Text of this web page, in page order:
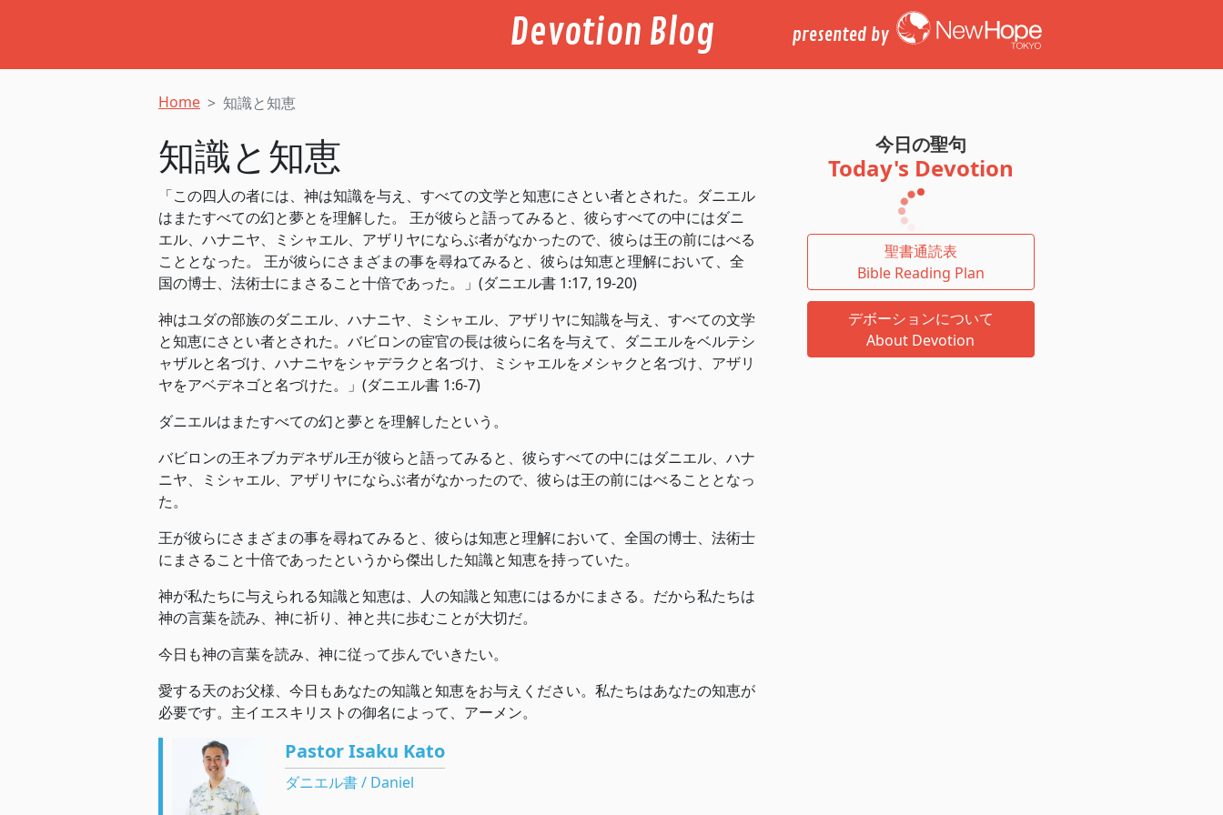
Devotion Blog presented by
Home 知識と知恵
知識と知恵
「この四人の者には、神は知識を与え、すべての文学と知恵にさとい者とされた。ダニエル
はまたすべての幻と夢とを理解した。 王が彼らと語ってみると、彼らすべての中にはダニ
エル、ハナニヤ、ミシャエル、アザリヤにならぶ者がなかったので、彼らは王の前にはべる
こととなった。 王が彼らにさまざまの事を尋ねてみると、彼らは知恵と理解において、全
国の博士、法術士にまさること十倍であった。」(ダニエル書‬ ‭1‬:‭17‬, ‭19‬-‭20‬)
神はユダの部族のダニエル、ハナニヤ、ミシャエル、アザリヤに知識を与え、すべての文学
と知恵にさとい者とされた。バビロンの宦官の長は彼らに名を与えて、ダニエルをベルテシ
ャザルと名づけ、ハナニヤをシャデラクと名づけ、ミシャエルをメシャクと名づけ、アザリ
ヤをアベデネゴと名づけた。」(‭‭ダニエル書‬ ‭1‬:‭6‬-‭7‬)
ダニエルはまたすべての幻と夢とを理解したという。
バビロンの王ネブカデネザル王が彼らと語ってみると、彼らすべての中にはダニエル、ハナ
ニヤ、ミシャエル、アザリヤにならぶ者がなかったので、彼らは王の前にはべることとなっ
た。
王が彼らにさまざまの事を尋ねてみると、彼らは知恵と理解において、全国の博士、法術士
にまさること十倍であったというから傑出した知識と知恵を持っていた。
神が私たちに与えられる知識と知恵は、人の知識と知恵にはるかにまさる。だから私たちは
神の言葉を読み、神に祈り、神と共に歩むことが大切だ。
今日も神の言葉を読み、神に従って歩んでいきたい。
愛する天のお父様、今日もあなたの知識と知恵をお与えください。私たちはあなたの知恵が
必要です。主イエスキリストの御名によって、アーメン。
Pastor Isaku Kato
ダニエル書 / Daniel
今日の聖句
Today's Devotion
聖書通読表
Bible Reading Plan
デボーションについて
About Devotion